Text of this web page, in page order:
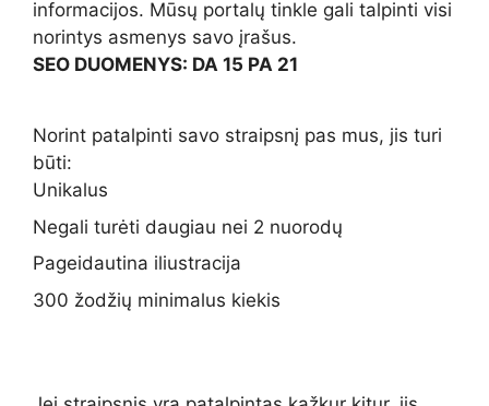
informacijos. Mūsų portalų tinkle gali talpinti visi
norintys asmenys savo įrašus.
SEO DUOMENYS: DA 15 PA 21
Norint patalpinti savo straipsnį pas mus, jis turi
būti:
Unikalus
Negali turėti daugiau nei 2 nuorodų
Pageidautina iliustracija
300 žodžių minimalus kiekis